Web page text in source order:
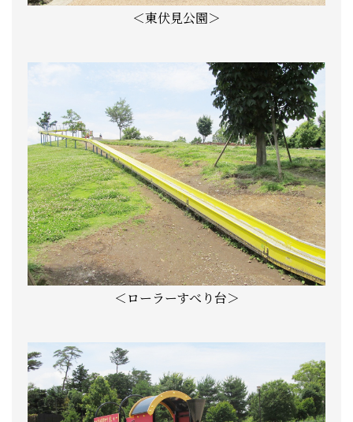
＜東伏見公園＞
＜ローラーすべり台＞